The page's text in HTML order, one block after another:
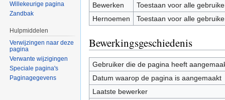
Bewerken
Toestaan voor alle
Hernoemen
Toestaan voor alle
Bewerkingsgeschiedenis
Gebruiker die de pagina heeft
Datum waarop de pagina is aangemaakt
Laatste bewerker
Willekeurige pagina
Zandbak
Hulpmiddelen
Verwijzingen naar deze
pagina
Verwante wijzigingen
Speciale pagina's
Paginagegevens